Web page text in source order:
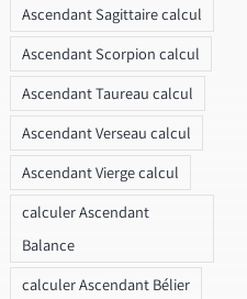
Ascendant Sagittaire calcul
Ascendant Scorpion calcul
Ascendant Taureau calcul
Ascendant Verseau calcul
Ascendant Vierge calcul
calculer Ascendant
Balance
calculer Ascendant Bélier